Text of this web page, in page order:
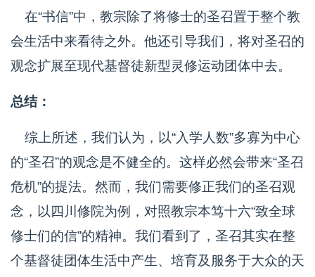
在“书信”中，教宗除了将修士的圣召置于整个教
会生活中来看待之外。他还引导我们，将对圣召的
观念扩展至现代基督徒新型灵修运动团体中去。
总结：
综上所述，我们认为，以“入学人数”多寡为中心
的“圣召”的观念是不健全的。这样必然会带来“圣召
危机”的提法。然而，我们需要修正我们的圣召观
念，以四川修院为例，对照教宗本笃十六“致全球
修士们的信”的精神。我们看到了，圣召其实在整
个基督徒团体生活中产生、培育及服务于大众的天